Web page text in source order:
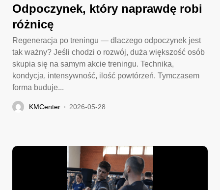
Odpoczynek, który naprawdę robi
różnicę
Regeneracja po treningu — dlaczego odpoczynek jest
tak ważny? Jeśli chodzi o rozwój, duża większość osób
skupia się na samym akcie treningu. Technika,
kondycja, intensywność, ilość powtórzeń. Tymczasem
forma buduje...
KMCenter 2026-05-28